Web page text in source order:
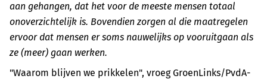
aan gehangen, dat het voor de meeste mensen totaal
onoverzichtelijk is. Bovendien zorgen al die maatregelen
ervoor dat mensen er soms nauwelijks op vooruitgaan als
ze (meer) gaan werken.
"Waarom blijven we prikkelen", vroeg GroenLinks/PvdA-